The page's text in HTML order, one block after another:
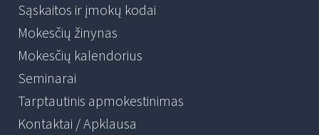
Sąskaitos ir įmokų kodai
Mokesčių žinynas
Mokesčių kalendorius
Seminarai
Tarptautinis apmokestinimas
Kontaktai / Apklausa